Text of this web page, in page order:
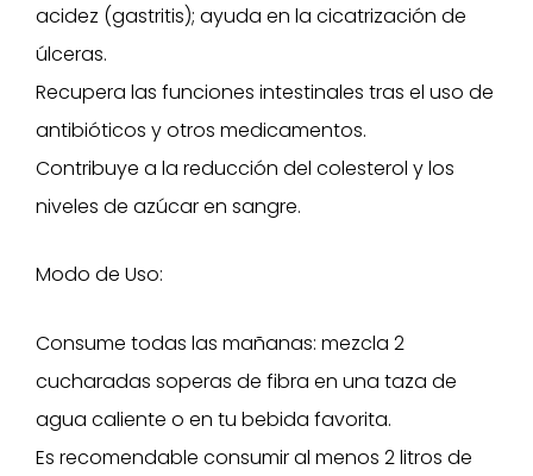
acidez (gastritis); ayuda en la cicatrización de
úlceras.
Recupera las funciones intestinales tras el uso de
antibióticos y otros medicamentos.
Contribuye a la reducción del colesterol y los
niveles de azúcar en sangre.
Modo de Uso:
Consume todas las mañanas: mezcla 2
cucharadas soperas de fibra en una taza de
agua caliente o en tu bebida favorita.
Es recomendable consumir al menos 2 litros de